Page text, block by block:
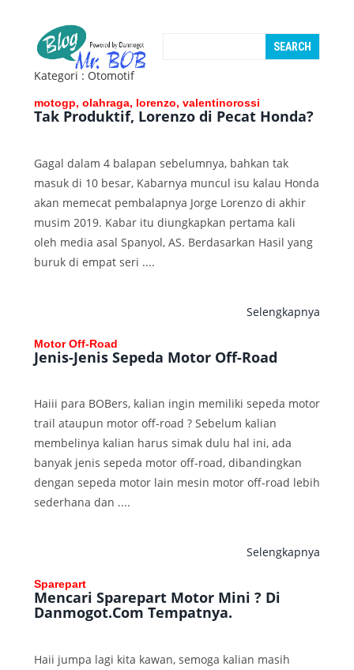
Kategori : Otomotif
motogp, olahraga, lorenzo, valentinorossi
Tak Produktif, Lorenzo di Pecat Honda?
Gagal dalam 4 balapan sebelumnya, bahkan tak
masuk di 10 besar, Kabarnya muncul isu kalau Honda
akan memecat pembalapnya Jorge Lorenzo di akhir
musim 2019. Kabar itu diungkapkan pertama kali
oleh media asal Spanyol, AS. Berdasarkan Hasil yang
buruk di empat seri ....
Selengkapnya
Motor Off-Road
Jenis-Jenis Sepeda Motor Off-Road
Haiii para BOBers, kalian ingin memiliki sepeda motor
trail ataupun motor off-road ? Sebelum kalian
membelinya kalian harus simak dulu hal ini, ada
banyak jenis sepeda motor off-road, dibandingkan
dengan sepeda motor lain mesin motor off-road lebih
sederhana dan ....
Selengkapnya
Sparepart
Mencari Sparepart Motor Mini ? Di
Danmogot.Com Tempatnya.
Haii jumpa lagi kita kawan, semoga kalian masih